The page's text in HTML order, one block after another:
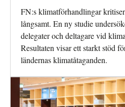
FN:s klimatförhandlingar
långsamt. En ny studie
delegater och deltagare vid
Resultaten visar ett starkt stöd
ländernas klimatåtaganden.